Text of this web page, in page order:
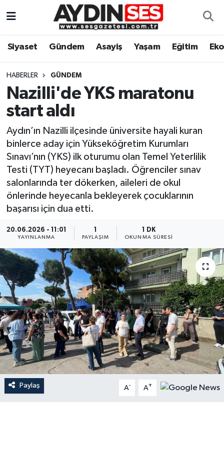
Siyaset Gündem Asayiş Yaşam Eğitim
HABERLER GÜNDEM
Nazilli'de YKS maratonu
start aldı
Aydın’ın Nazilli ilçesinde üniversite hayali kuran
binlerce aday için Yükseköğretim Kurumları
Sınavı’nın (YKS) ilk oturumu olan Temel Yeterlilik
Testi (TYT) heyecanı başladı. Öğrenciler sınav
salonlarında ter dökerken, aileleri de okul
önlerinde heyecanla bekleyerek çocuklarının
başarısı için dua etti.
20.06.2026 - 11:01
YAYINLANMA PAYLAŞIM
1 DK
OKUNMA SÜRESI
Paylaş A- A+
Gündem
Siyaset
Ekonomi
Yaşam
Eğitim
Kültür Sanat
Spor
Aydın Hava Durumu
Aydin Namaz Vakitleri
Aydın Trafik Yoğunluk Haritası
Süper Lig Puan Durumu ve Fikstür
Tüm Manşetler
Son Dakika Haberleri
Haber Arşivi